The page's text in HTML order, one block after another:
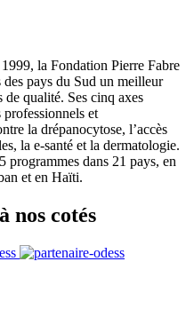
la Fondation Pierre Fabre
pays du Sud un meilleur
de qualité. Ses cinq axes
et
la drépanocytose, l’accès
la e-santé et la dermatologie.
programmes dans 21 pays, en
et en Haïti.
à nos cotés